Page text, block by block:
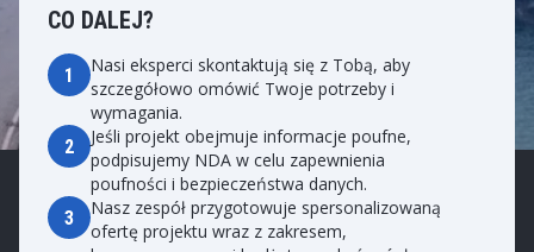
CO DALEJ?
1
Nasi eksperci skontaktują się z Tobą, aby
szczegółowo omówić Twoje potrzeby i
wymagania.
2
Jeśli projekt obejmuje informacje poufne,
podpisujemy NDA w celu zapewnienia
poufności i bezpieczeństwa danych.
3
Nasz zespół przygotowuje spersonalizowaną
ofertę projektu wraz z zakresem,